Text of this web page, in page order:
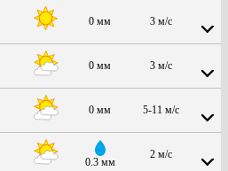
0 мм 3 м/с
0 мм 3 м/с
0 мм 5-11 м/с
0.3 мм
2 м/с